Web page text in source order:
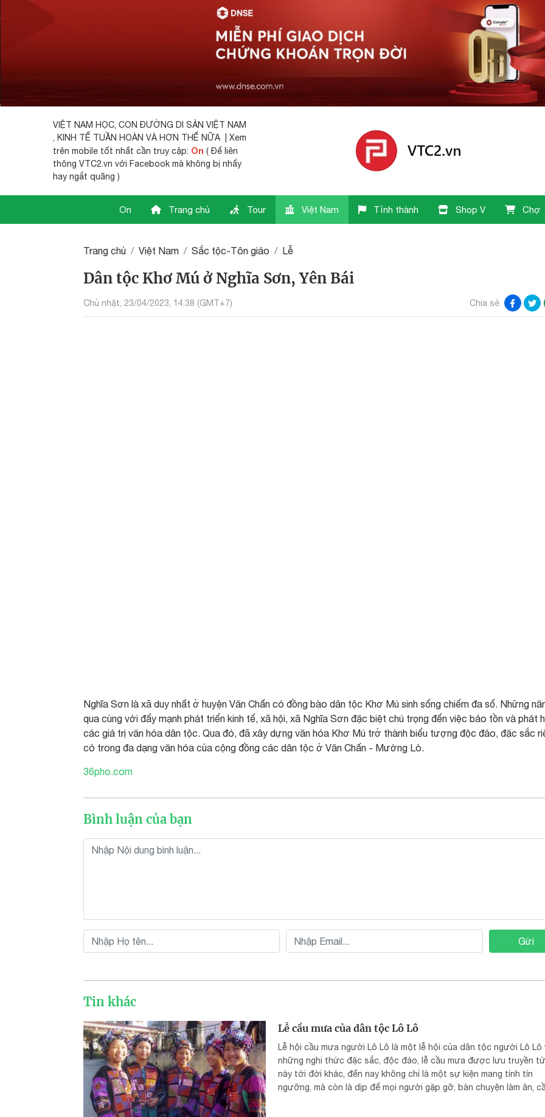
VIỆT NAM HỌC, CON ĐƯỜNG DI SẢN VIỆT NAM
, KINH TẾ TUẦN HOÀN VÀ HƠN THẾ NỮA | Xem
trên mobile tốt nhất cần truy cập: On ( Để liên
thông VTC2.vn với Facebook mà không bị nhẩy
hay ngắt quãng )
On Trang chủ Tour Việt Nam Tỉnh thành Shop V Chợ
Trang chủ Việt Nam Sắc tộc-Tôn giáo Lễ
Dân tộc Khơ Mú ở Nghĩa Sơn, Yên Bái
Chủ nhật, 23/04/2023, 14:38 (GMT+7) Chia sẻ
Nghĩa Sơn là xã duy nhất ở huyện Văn Chấn có đồng bào dân tộc Khơ Mú sinh sống chiếm đa số. Những
qua cùng với đẩy mạnh phát triển kinh tế, xã hội, xã Nghĩa Sơn đặc biệt chú trọng đến việc bảo tồn và phát
các giá trị văn hóa dân tộc. Qua đó, đã xây dựng văn hóa Khơ Mú trở thành biểu tượng độc đáo, đặc sắc
có trong đa dạng văn hóa của cộng đồng các dân tộc ở Văn Chấn - Mường Lò.
36pho.com
Bình luận của bạn
Gửi
Tin khác
Lễ cầu mưa của dân tộc Lô Lô
Lễ hội cầu mưa người Lô Lô là một lễ hội của dân tộc người Lô Lô
những nghi thức đặc sắc, độc đáo, lễ cầu mưa được lưu truyền
này tới đời khác, đến nay không chỉ là một sự kiện mang tính tín
ngưỡng, mà còn là dịp để mọi người gặp gỡ, bàn chuyện làm ăn,